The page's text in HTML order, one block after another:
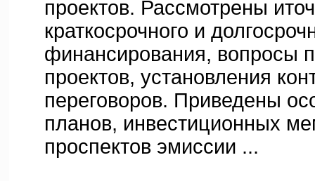
проектов. Рассмотрены
краткосрочного и
финансирования, вопросы
проектов, установления
переговоров. Приведены
планов, инвестиционных
проспектов эмиссии ...